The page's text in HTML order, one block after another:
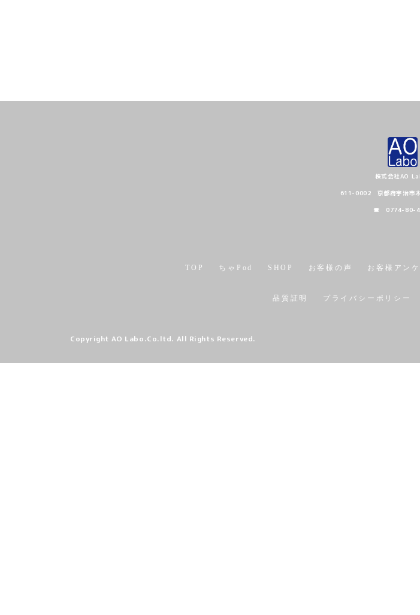
株式会社AO
611-0002 京都府宇治市
☎ 0774-80-
TOP ちゃPod SHOP お客様の声 お客様アンケ
品質証明 プライバシーポリシー
Copyright AO Labo.Co.ltd. All Rights Reserved.